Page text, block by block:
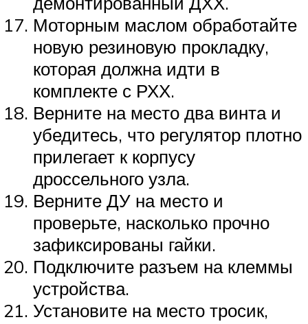
Моторным маслом обработайте
новую резиновую прокладку,
которая должна идти в
комплекте с РХХ.
Верните на место два винта и
убедитесь, что регулятор плотно
прилегает к корпусу
дроссельного узла.
Верните ДУ на место и
проверьте, насколько прочно
зафиксированы гайки.
Подключите разъем на клеммы
устройства.
Установите на место тросик,